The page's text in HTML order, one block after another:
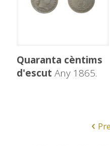
Quaranta cèntims
d'escut Any 1865.